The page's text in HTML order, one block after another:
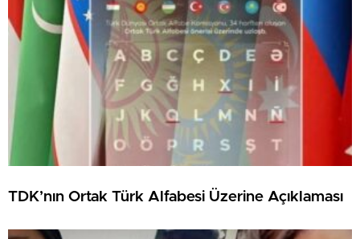
TDK’nın Ortak Türk Alfabesi Üzerine Açıklaması